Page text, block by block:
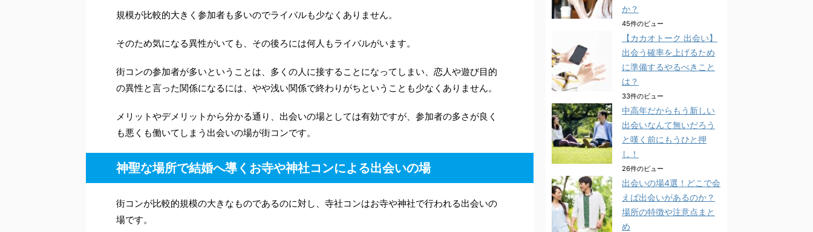
規模が比較的大きく参加者も多いのでライバルも少なくありません。
そのため気になる異性がいても、その後ろには何人もライバルがいます。
街コンの参加者が多いということは、多くの人に接することになってしまい、恋人や遊び目的
の異性と言った関係になるには、やや浅い関係で終わりがちということも少なくありません。
メリットやデメリットから分かる通り、出会いの場としては有効ですが、参加者の多さが良く
も悪くも働いてしまう出会いの場が街コンです。
神聖な場所で結婚へ導くお寺や神社コンによる出会いの場
街コンが比較的規模の大きなものであるのに対し、寺社コンはお寺や神社で行われる出会いの
場です。
か？
45件のビュー
【カカオトーク 出会い】
出会う確率を上げるため
に準備するやるべきこと
は？
33件のビュー
中高年だからもう新しい
出会いなんて無いだろう
と嘆く前にもうひと押
し！
26件のビュー
出会いの場4選！どこで会
えば出会いがあるのか？
場所の特徴や注意点まと
め